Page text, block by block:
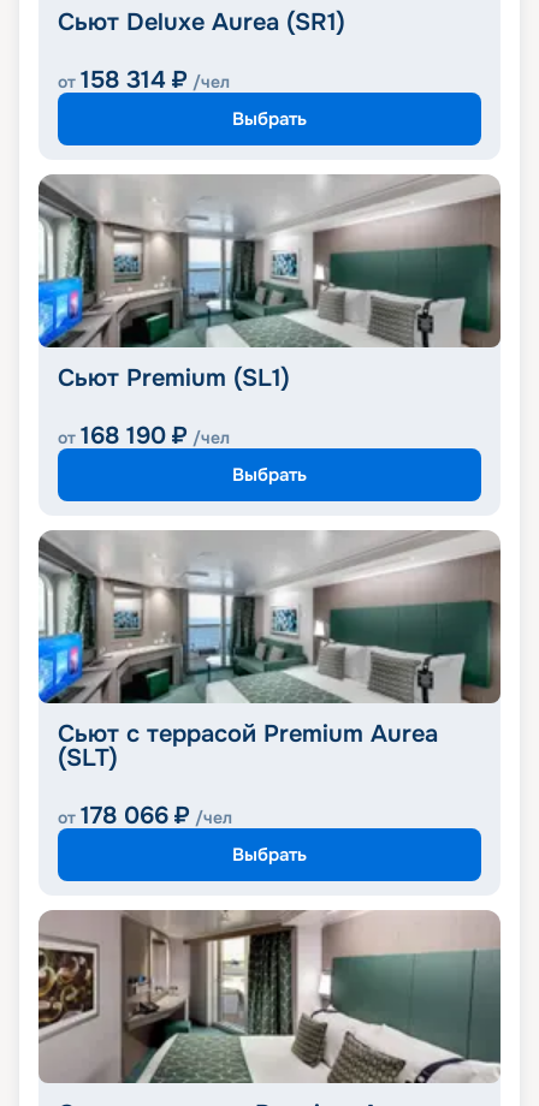
Сьют Deluxe Aurea (SR1)
от 158 314 ₽ /чел
Выбрать
Сьют Premium (SL1)
от 168 190 ₽ /чел
Выбрать
Сьют с террасой Premium Aurea
(SLT)
от 178 066 ₽ /чел
Выбрать